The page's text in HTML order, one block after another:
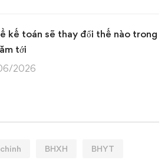
kế toán sẽ thay đổi thế nào trong
tới
2026
BHXH BHYT